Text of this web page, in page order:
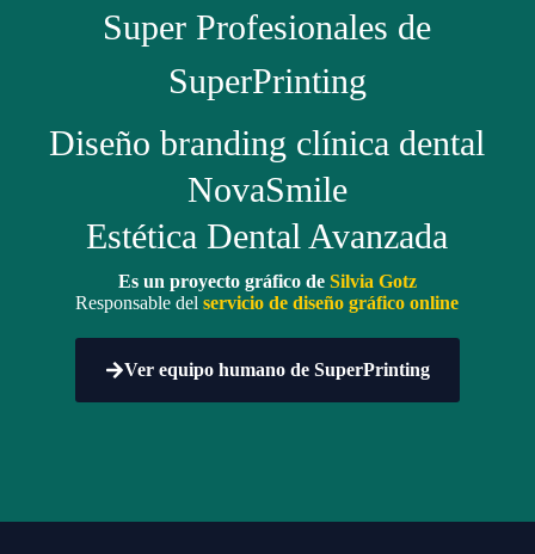
Super Profesionales de
SuperPrinting
Diseño branding clínica dental
NovaSmile
Estética Dental Avanzada
Es un proyecto gráfico de Silvia Gotz
Responsable delservicio dediseño gráfico online
Ver equipo humano de SuperPrinting